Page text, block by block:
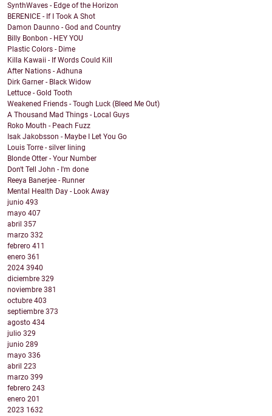
SynthWaves - Edge of the Horizon
BERENICE - If I Took A Shot
Damon Daunno - God and Country
Billy Bonbon - HEY YOU
Plastic Colors - Dime
Killa Kawaii - If Words Could Kill
After Nations - Adhuna
Dirk Garner - Black Widow
Lettuce - Gold Tooth
Weakened Friends - Tough Luck (Bleed Me Out)
A Thousand Mad Things - Local Guys
Roko Mouth - Peach Fuzz
Isak Jakobsson - Maybe I Let You Go
Louis Torre - silver lining
Blonde Otter - Your Number
Don't Tell John - I'm done
Reeya Banerjee - Runner
Mental Health Day - Look Away
junio 493
mayo 407
abril 357
marzo 332
febrero 411
enero 361
2024 3940
diciembre 329
noviembre 381
octubre 403
septiembre 373
agosto 434
julio 329
junio 289
mayo 336
abril 223
marzo 399
febrero 243
enero 201
2023 1632